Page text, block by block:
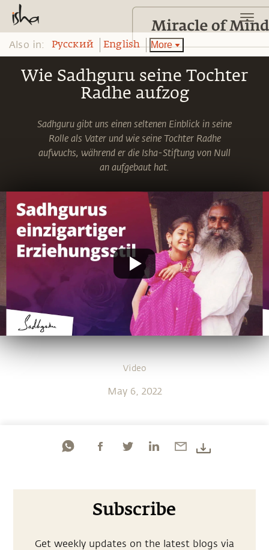
Also in: Pусский English More
Wie Sadhguru seine Tochter
Radhe aufzog
Sadhguru gibt uns einen seltenen Einblick in seine
Rolle als Vater und wie seine Tochter Radhe
aufwuchs, während er die Isha-Stiftung von Null
an aufgebaut hat.
Video
May 6, 2022
Subscribe
Get weekly updates on the latest blogs via